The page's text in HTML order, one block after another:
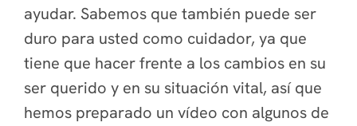
ayudar. Sabemos que también puede ser
duro para usted como cuidador, ya que
tiene que hacer frente a los cambios en su
ser querido y en su situación vital, así que
hemos preparado un vídeo con algunos de